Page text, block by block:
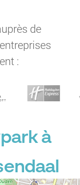
de
:
à